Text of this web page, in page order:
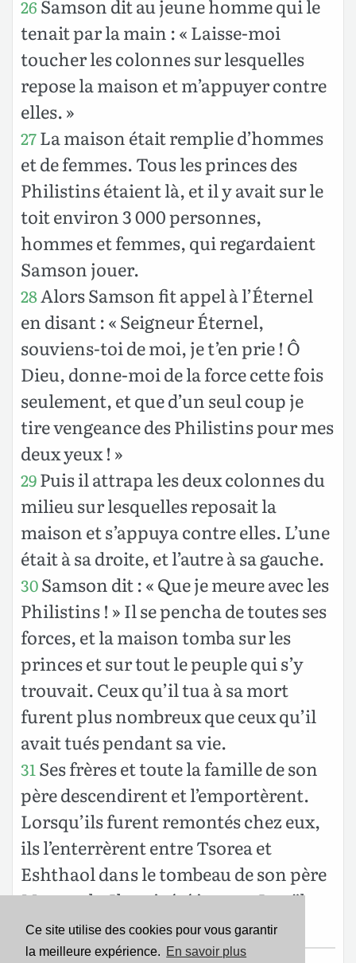
Ce site utilise des cookies pour vous garantir
la meilleure expérience. En savoir plus
26 Samson dit au jeune homme qui le
tenait par la main : « Laisse-moi
toucher les colonnes sur lesquelles
repose la maison et m’appuyer contre
elles. »
27La maison était remplie d’hommes
et de femmes. Tous les princes des
Philistins étaient là, et il y avait sur le
toit environ 3 000 personnes,
hommes et femmes, qui regardaient
Samson jouer.
28Alors Samson fit appel à l’Éternel
en disant : « Seigneur Éternel,
souviens-toi de moi, je t’en prie ! Ô
Dieu, donne-moi de la force cette fois
seulement, et que d’un seul coup je
tire vengeance des Philistins pour mes
deux yeux ! »
29Puis il attrapa les deux colonnes du
milieu sur lesquelles reposait la
maison et s’appuya contre elles. L’une
était à sa droite, et l’autre à sa gauche.
30Samson dit : « Que je meure avec les
Philistins ! » Il se pencha de toutes ses
forces, et la maison tomba sur les
princes et sur tout le peuple qui s’y
trouvait. Ceux qu’il tua à sa mort
furent plus nombreux que ceux qu’il
avait tués pendant sa vie.
31 Ses frères et toute la famille de son
père descendirent et l’emportèrent.
Lorsqu’ils furent remontés chez eux,
ils l’enterrèrent entre Tsorea et
Eshthaol dans le tombeau de son père
Manoach. Il avait été juge en Israël
pendant 20 ans.